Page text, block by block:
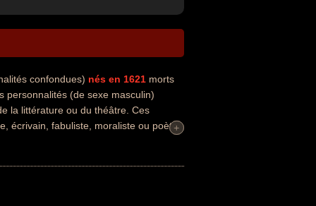
confondues) nés en 1621 morts
personnalités (de sexe masculin)
la littérature ou du théâtre. Ces
écrivain, fabuliste, moraliste ou poète.
+
+